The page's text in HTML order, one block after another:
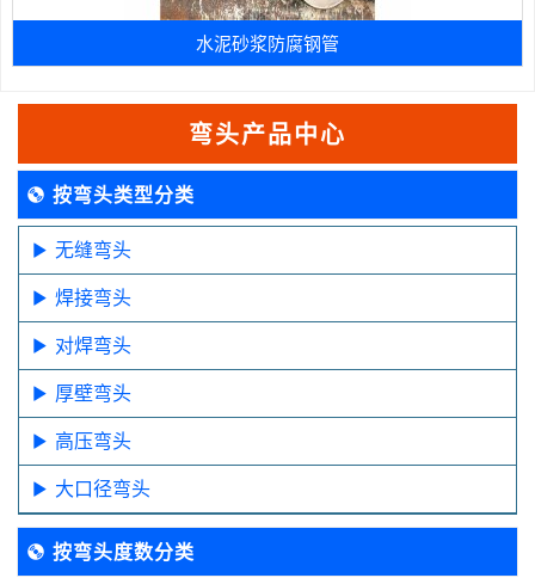
水泥砂浆防腐钢管
弯头产品中心
按弯头类型分类
无缝弯头
焊接弯头
对焊弯头
厚壁弯头
高压弯头
大口径弯头
按弯头度数分类